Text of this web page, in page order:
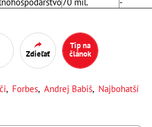
Zdieľať
Tip na
článok
, Forbes, Andrej Babiš, Najbohatší